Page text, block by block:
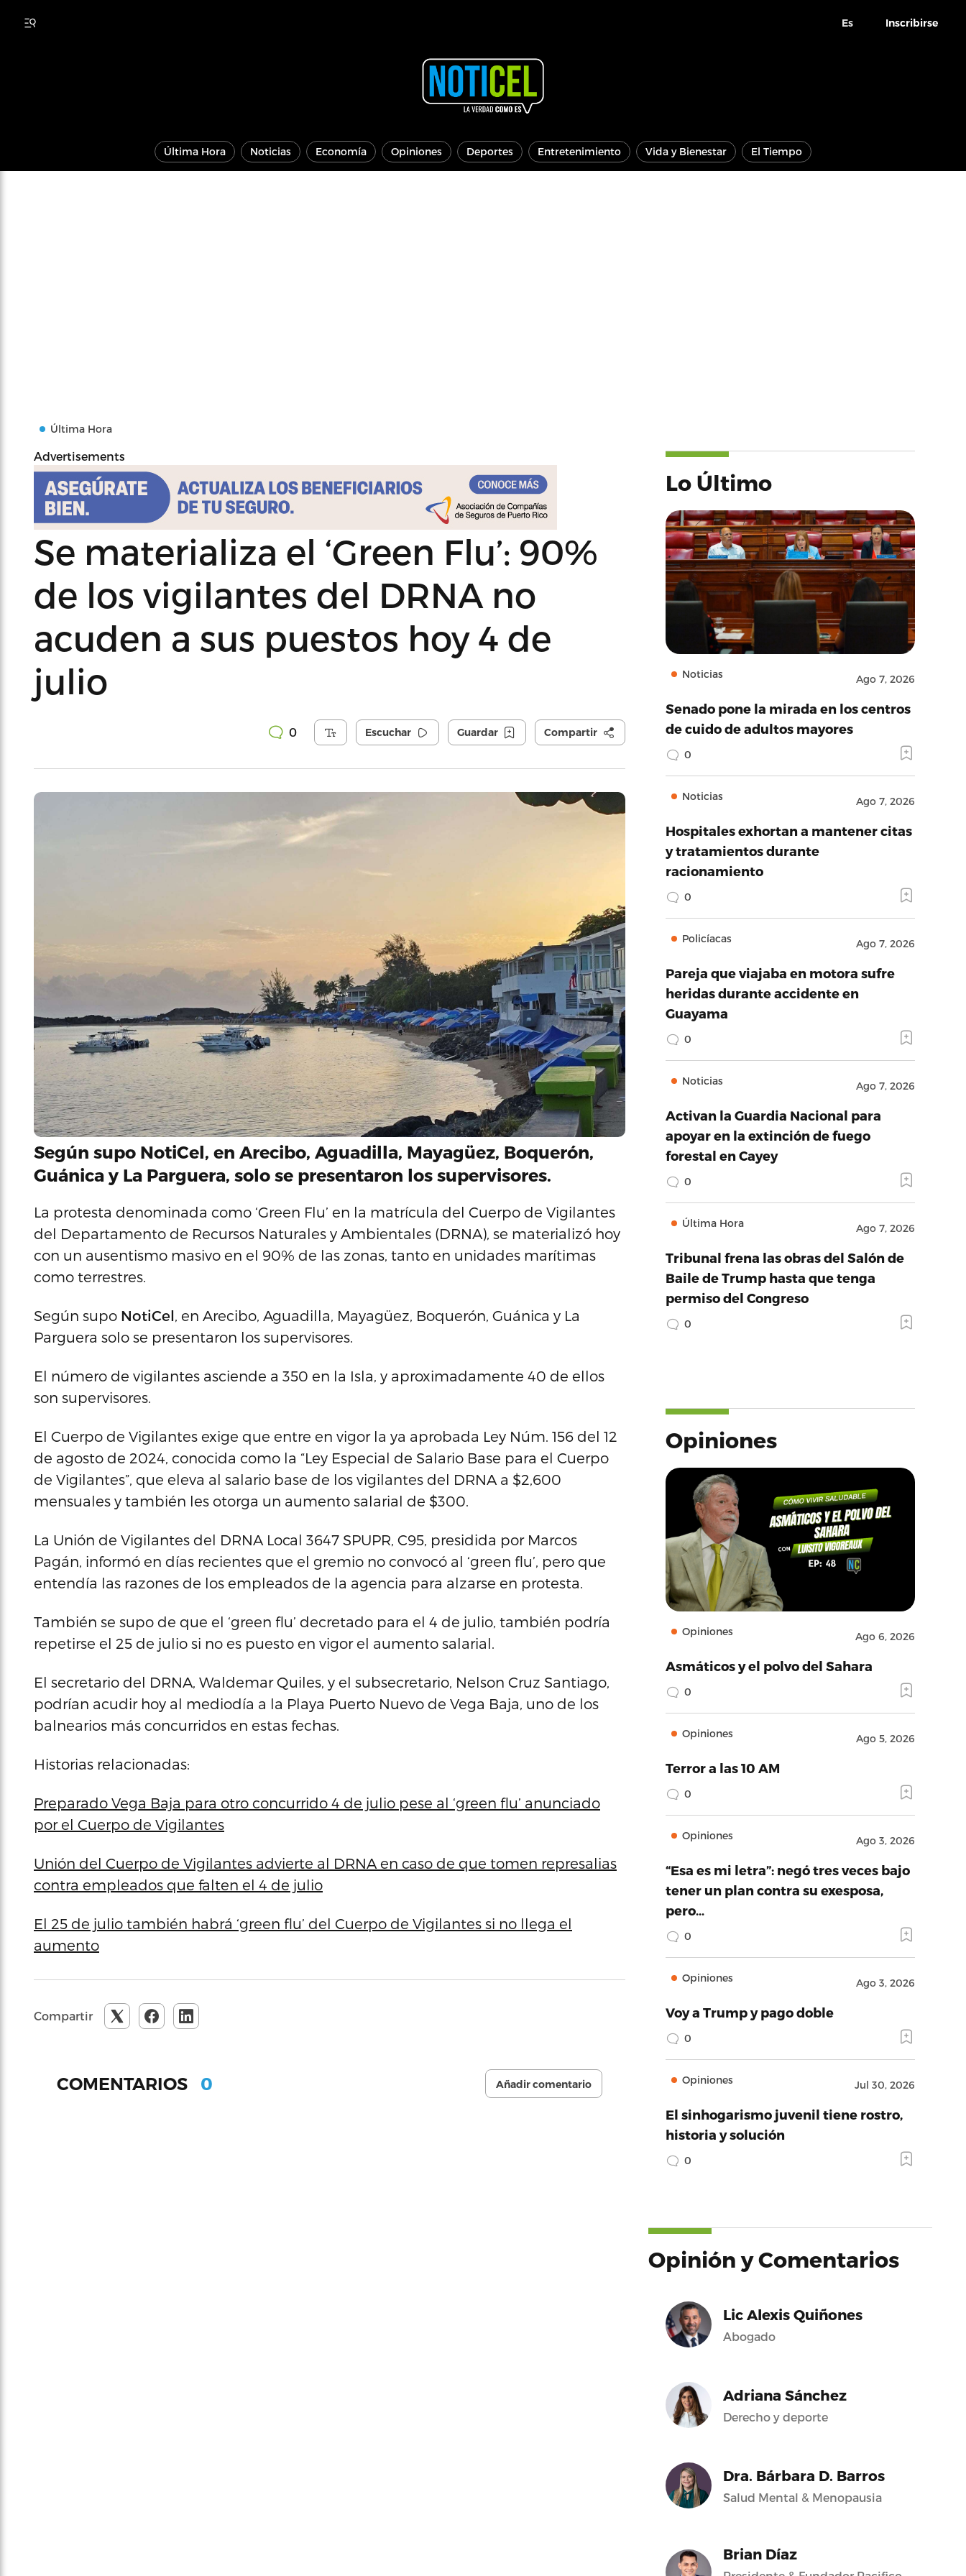
Es Inscribirse
Última Hora Noticias Economía Opiniones Deportes Entretenimiento Vida y Bienestar El Tiempo
Última Hora
Advertisements
Se materializa el ‘Green Flu’: 90%
de los vigilantes del DRNA no
acuden a sus puestos hoy 4 de
julio
0 Escuchar Guardar Compartir
Según supo NotiCel, en Arecibo, Aguadilla, Mayagüez, Boquerón,
Guánica y La Parguera, solo se presentaron los supervisores.
La protesta denominada como ‘Green Flu’ en la matrícula del Cuerpo de Vigilantes
del Departamento de Recursos Naturales y Ambientales (DRNA), se materializó hoy
con un ausentismo masivo en el 90% de las zonas, tanto en unidades marítimas
como terrestres.
Según supo NotiCel, en Arecibo, Aguadilla, Mayagüez, Boquerón, Guánica y La
Parguera solo se presentaron los supervisores.
El número de vigilantes asciende a 350 en la Isla, y aproximadamente 40 de ellos
son supervisores.
El Cuerpo de Vigilantes exige que entre en vigor la ya aprobada Ley Núm. 156 del 12
de agosto de 2024, conocida como la “Ley Especial de Salario Base para el Cuerpo
de Vigilantes”, que eleva al salario base de los vigilantes del DRNA a $2,600
mensuales y también les otorga un aumento salarial de $300.
La Unión de Vigilantes del DRNA Local 3647 SPUPR, C95, presidida por Marcos
Pagán, informó en días recientes que el gremio no convocó al ‘green flu’, pero que
entendía las razones de los empleados de la agencia para alzarse en protesta.
También se supo de que el ‘green flu’ decretado para el 4 de julio, también podría
repetirse el 25 de julio si no es puesto en vigor el aumento salarial.
El secretario del DRNA, Waldemar Quiles, y el subsecretario, Nelson Cruz Santiago,
podrían acudir hoy al mediodía a la Playa Puerto Nuevo de Vega Baja, uno de los
balnearios más concurridos en estas fechas.
Historias relacionadas:
Preparado Vega Baja para otro concurrido 4 de julio pese al ‘green flu’ anunciado
por el Cuerpo de Vigilantes
Unión del Cuerpo de Vigilantes advierte al DRNA en caso de que tomen represalias
contra empleados que falten el 4 de julio
El 25 de julio también habrá ‘green flu’ del Cuerpo de Vigilantes si no llega el
aumento
Compartir
COMENTARIOS 0 Añadir comentario
Lo Último
Noticias Ago 7, 2026
Senado pone la mirada en los centros
de cuido de adultos mayores
0
Noticias Ago 7, 2026
Hospitales exhortan a mantener citas
y tratamientos durante
racionamiento
0
Policíacas Ago 7, 2026
Pareja que viajaba en motora sufre
heridas durante accidente en
Guayama
0
Noticias Ago 7, 2026
Activan la Guardia Nacional para
apoyar en la extinción de fuego
forestal en Cayey
0
Última Hora Ago 7, 2026
Tribunal frena las obras del Salón de
Baile de Trump hasta que tenga
permiso del Congreso
0
Opiniones
Opiniones Ago 6, 2026
Asmáticos y el polvo del Sahara
0
Opiniones Ago 5, 2026
Terror a las 10 AM
0
Opiniones Ago 3, 2026
“Esa es mi letra”: negó tres veces bajo
tener un plan contra su exesposa,
pero…
0
Opiniones Ago 3, 2026
Voy a Trump y pago doble
0
Opiniones Jul 30, 2026
El sinhogarismo juvenil tiene rostro,
historia y solución
0
Opinión y Comentarios
Lic Alexis Quiñones
Abogado
Adriana Sánchez
Derecho y deporte
Dra. Bárbara D. Barros
Salud Mental & Menopausia
Brian Díaz